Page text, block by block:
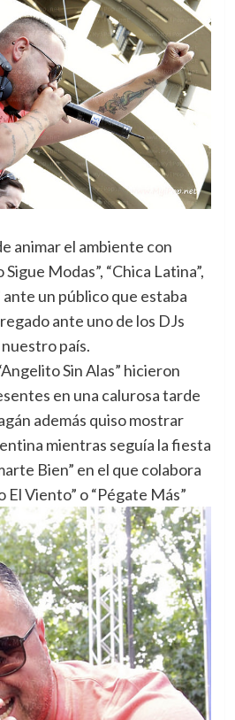
animar el ambiente con
Modas”, “Chica Latina”,
ante un público que estaba
ante uno de los DJs
país.
Sin Alas” hicieron
en una calurosa tarde
además quiso mostrar
mientras seguía la fiesta
Bien” en el que colabora
El Viento” o “Pégate Más”